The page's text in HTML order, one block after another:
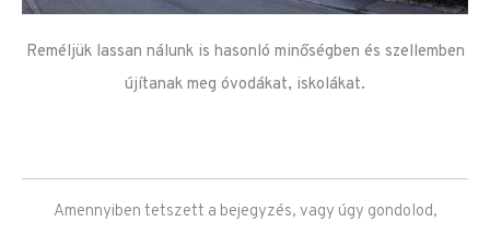
Reméljük lassan nálunk is hasonló minőségben és szellemben
újítanak meg óvodákat, iskolákat.
Amennyiben tetszett a bejegyzés, vagy úgy gondolod,